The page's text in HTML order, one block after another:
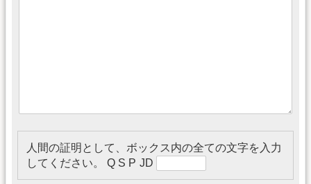
人間の証明として、ボックス内の全ての文字を入力
してください。
Q᠎ S P J​ D